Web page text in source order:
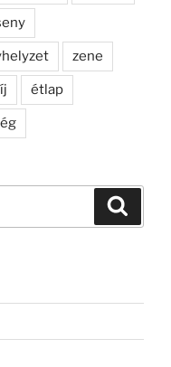
zene
étlap